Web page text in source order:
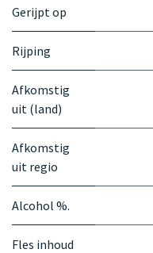
Gerijpt op
Rijping
Afkomstig
uit (land)
Afkomstig
uit regio
Alcohol %.
Fles inhoud